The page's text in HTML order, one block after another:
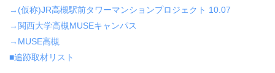
→(仮称)JR高槻駅前タワーマンションプロジェクト 10.07
→関西大学高槻MUSEキャンパス
→MUSE高槻
■追跡取材リスト